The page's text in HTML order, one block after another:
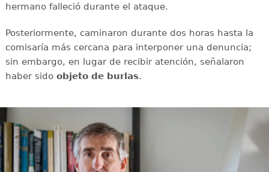
hermano falleció durante el ataque.
Posteriormente, caminaron durante dos horas hasta la
comisaría más cercana para interponer una denuncia;
sin embargo, en lugar de recibir atención, señalaron
haber sido objeto de burlas.